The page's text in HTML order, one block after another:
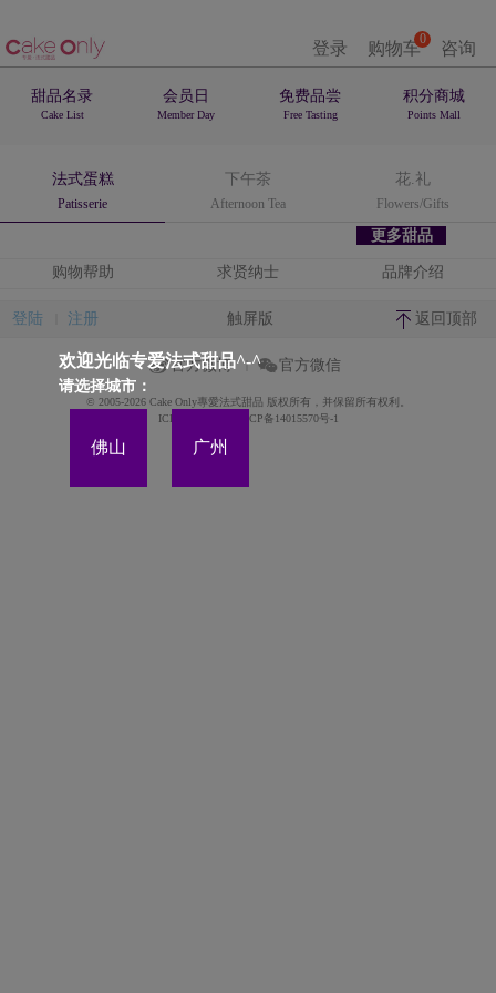
登录 0
购物车 咨询
甜品名录
Cake List
会员日
Member Day
免费品尝
Free Tasting
积分商城
Points Mall
法式蛋糕
Patisserie
下午茶
Afternoon Tea
花.礼
Flowers/Gifts
更多甜品
欢迎光临专爱法式甜品^-^
请选择城市：
佛山 广州
购物帮助 求贤纳士 品牌介绍
登陆 注册 触屏版 返回顶部
官方微博 官方微信
© 2005-2026 Cake Only專愛法式甜品 版权所有，并保留所有权利。
ICP备案证书号:粤ICP备14015570号-1